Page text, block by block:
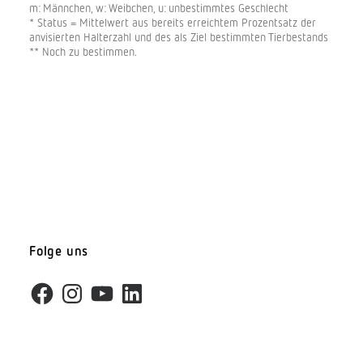
m: Männchen, w: Weibchen, u: unbestimmtes Geschlecht
* Status = Mittelwert aus bereits erreichtem Prozentsatz der
anvisierten Halterzahl und des als Ziel bestimmten Tierbestands
** Noch zu bestimmen.
Folge uns
FacebookInstagram
YouTubeLinkedIn